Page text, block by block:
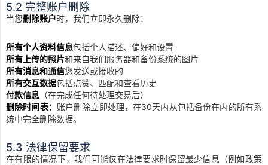
5.2 完整账户删除
当您删除账户时，我们立即永久删除：
所有个人资料信息包括个人描述、偏好和设置
所有上传的照片和来自我们服务器和备份系统的图片
所有消息和通信您发送或接收的
所有交互数据包括点赞、匹配和查看历史
付款信息 （在完成任何待处理交易后）
删除时间表： 账户删除立即处理，在30天内从包括备份在内的所有系
统中完全删除数据。
5.3 法律保留要求
在有限的情况下，我们可能仅在法律要求时保留最少信息（例如政策